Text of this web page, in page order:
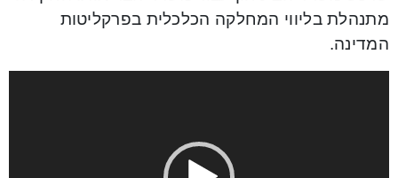
מתנהלת בליווי המחלקה הכלכלית בפרקליטות
המדינה.